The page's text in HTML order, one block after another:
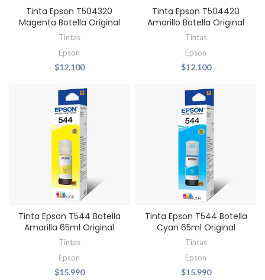
Tinta Epson T504320
Magenta Botella Original
Tintas
Epson
$12.100
Tinta Epson T504420
Amarillo Botella Original
Tintas
Epson
$12.100
Tinta Epson T544 Botella
Amarilla 65ml Original
Tintas
Epson
$15.990
Tinta Epson T544 Botella
Cyan 65ml Original
Tintas
Epson
$15.990